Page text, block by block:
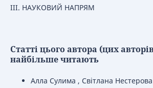
ІІІ. НАУКОВИЙ НАПРЯМ
Статті цього автора (цих
найбільше читають
Алла Сулима , Світлана